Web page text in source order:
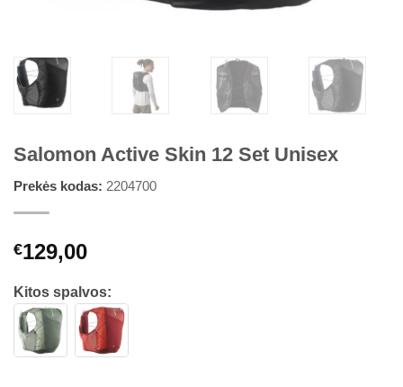
Salomon Active Skin 12 Set Unisex
Prekės kodas: 2204700
€129,00
Kitos spalvos: